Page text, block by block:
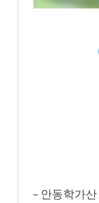
– 안동학가